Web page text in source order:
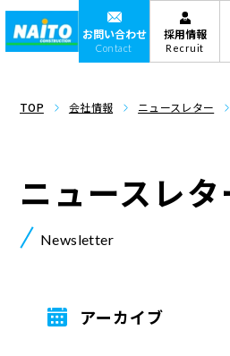
お問い合わせ
Contact
採用情報
Recruit
TOP 会社情報 ニュースレター
Newsletter
ニュースレタ
アーカイブ